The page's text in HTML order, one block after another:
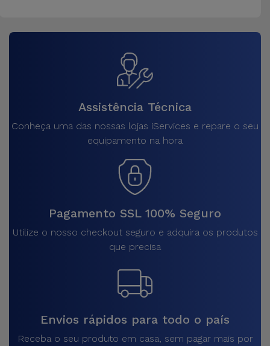
Assistência Técnica
Conheça uma das nossas lojas iServices e repare o seu
equipamento na hora
Pagamento SSL 100% Seguro
Utilize o nosso checkout seguro e adquira os produtos
que precisa
Envios rápidos para todo o país
Receba o seu produto em casa, sem pagar mais por